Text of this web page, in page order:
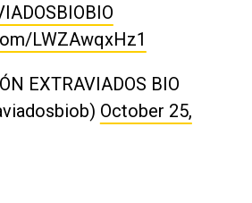
LWZAwqxHz1
EXTRAVIADOS BIO
October 25,